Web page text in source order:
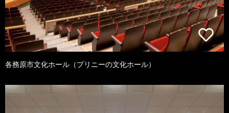
各務原市文化ホール（プリニーの文化ホール）